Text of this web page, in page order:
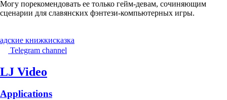
Могу порекомендовать ее только гейм-девам, сочиняющим
сценарии для славянских фэнтези-компьютерных игры.
адские книжкисказка
Telegram channel
LJ Video
Applications